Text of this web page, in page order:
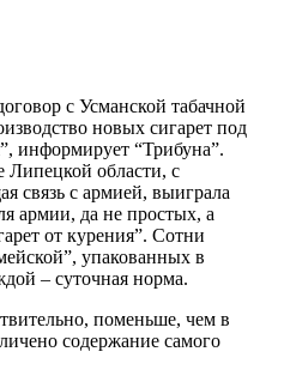
с Усманской табачной
новых сигарет под
информирует “Трибуна”.
Липецкой области, с
связь с армией, выиграла
армии, да не простых, а
от курения”. Сотни
упакованных в
– суточная норма.
поменьше, чем в
содержание самого